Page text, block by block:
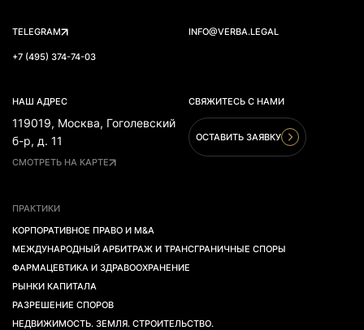
TELEGRAM INFO@VERBA.LEGAL
+7 (495) 374-74-03
НАШ АДРЕС
119019, Москва, Гоголевский
б-р, д. 11
СМОТРЕТЬ НА КАРТЕ
СВЯЖИТЕСЬ С НАМИ
ОСТАВИТЬ ЗАЯВКУ
ПРАКТИКИ
КОРПОРАТИВНОЕ ПРАВО И M&A
МЕЖДУНАРОДНЫЙ АРБИТРАЖ И ТРАНСГРАНИЧНЫЕ СПОРЫ
ФАРМАЦЕВТИКА И ЗДРАВООХРАНЕНИЕ
РЫНКИ КАПИТАЛА
РАЗРЕШЕНИЕ СПОРОВ
НЕДВИЖИМОСТЬ. ЗЕМЛЯ. СТРОИТЕЛЬСТВО.